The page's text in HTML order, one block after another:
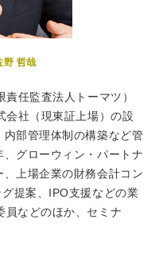
野 哲哉
任監査法人トーマツ）
会社（現東証上場）の設
部管理体制の構築など管
グローウィン・パートナ
上場企業の財務会計コン
提案、IPO支援などの業
員などのほか、セミナ